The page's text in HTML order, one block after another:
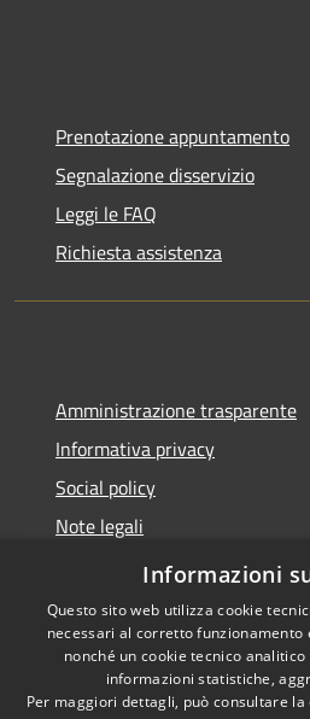
Prenotazione appuntamento
Segnalazione disservizio
Leggi le FAQ
Richiesta assistenza
Amministrazione trasparente
Informativa privacy
Social policy
Note legali
Dichiarazione di accessibilità
Informazioni
Questo sito web utilizza cookie
necessari al corretto funzionamento
nonché un cookie tecnico
informazioni statistiche,
Per maggiori dettagli, può consultare la